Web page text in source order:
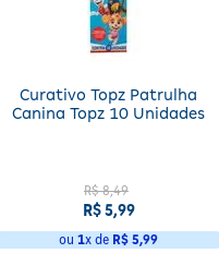
Uso externo apenas;
Evitar contato com olhos
Manter fora do alcance de
Verificar validade na
Em caso de contato
de
Curativo Topz Patrulha
Canina Topz 10 Unidades
R$ 8,49
R$5,99
ou1x de R$ 5,99